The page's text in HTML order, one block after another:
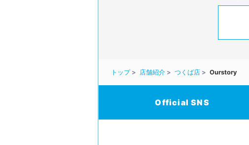
トップ 店舗紹介 つくば店 Ourstory
Official SNS